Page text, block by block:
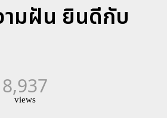
มฝัน ยินดีกับ
8,937
views